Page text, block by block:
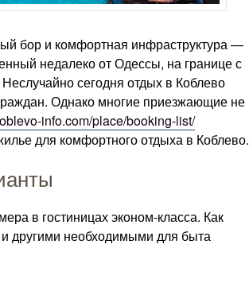
бор и комфортная инфраструктура —
недалеко от Одессы, на границе с
сегодня отдых в Коблево
Однако многие приезжающие не
info.com/place/booking-list/
для комфортного отдыха в Коблево.
в гостиницах эконом-класса. Как
другими необходимыми для быта